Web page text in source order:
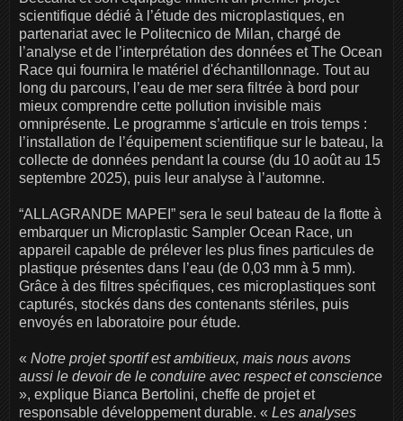
scientifique dédié à l’étude des microplastiques, en
partenariat avec le Politecnico de Milan, chargé de
l’analyse et de l’interprétation des données et The Ocean
Race qui fournira le matériel d'échantillonnage. Tout au
long du parcours, l’eau de mer sera filtrée à bord pour
mieux comprendre cette pollution invisible mais
omniprésente. Le programme s’articule en trois temps :
l’installation de l’équipement scientifique sur le bateau, la
collecte de données pendant la course (du 10 août au 15
septembre 2025), puis leur analyse à l’automne.
“ALLAGRANDE MAPEI” sera le seul bateau de la flotte à
embarquer un Microplastic Sampler Ocean Race, un
appareil capable de prélever les plus fines particules de
plastique présentes dans l’eau (de 0,03 mm à 5 mm).
Grâce à des filtres spécifiques, ces microplastiques sont
capturés, stockés dans des contenants stériles, puis
envoyés en laboratoire pour étude.
« Notre projet sportif est ambitieux, mais nous avons
aussi le devoir de le conduire avec respect et conscience
», explique Bianca Bertolini, cheffe de projet et
responsable développement durable. « Les analyses